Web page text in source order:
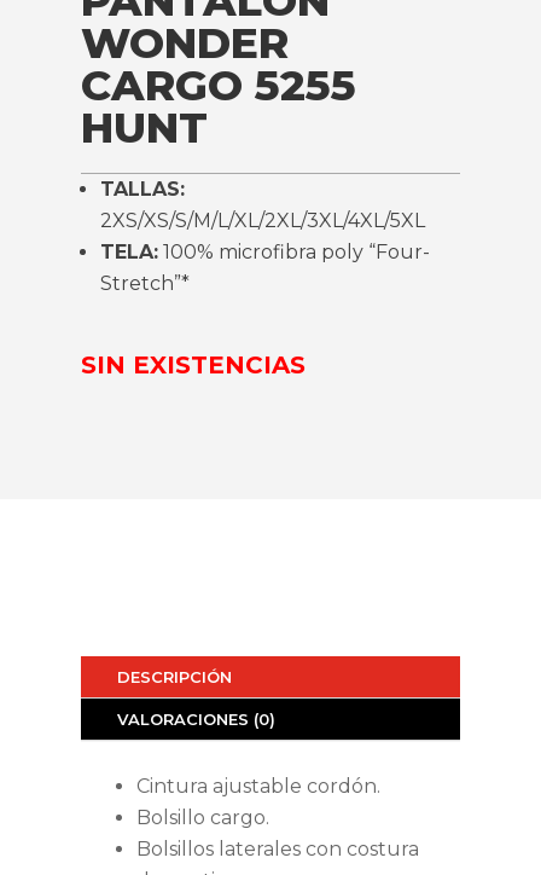
WONDER
CARGO 5255
HUNT
TALLAS:
2XS/XS/S/M/L/XL/2XL/3XL/4XL/5XL
TELA: 100% microfibra poly “Four-
Stretch”*
SIN EXISTENCIAS
DESCRIPCIÓN
VALORACIONES (0)
Cintura ajustable cordón.
Bolsillo cargo.
Bolsillos laterales con costura